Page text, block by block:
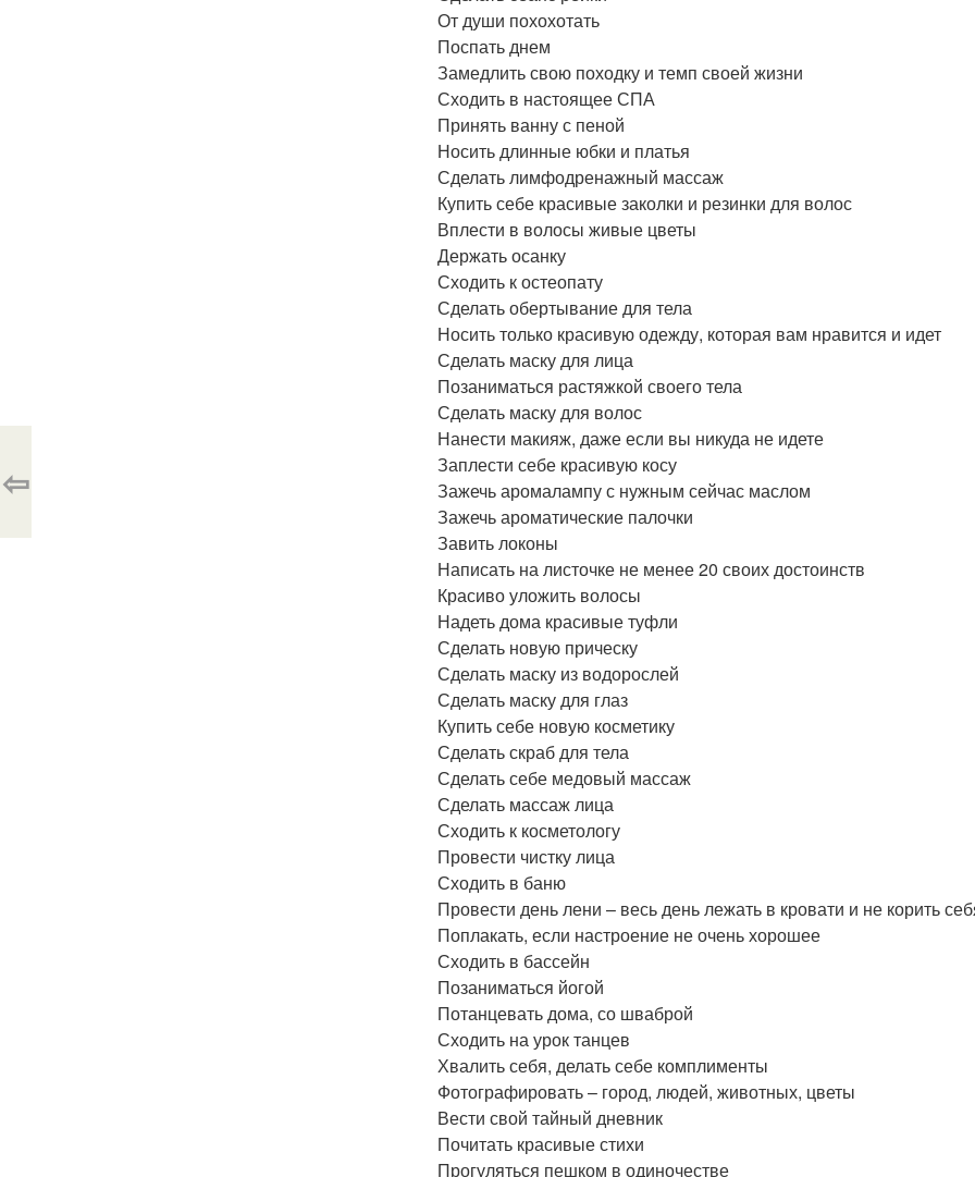
От души похохотать
Поспать днем
Замедлить свою походку и темп своей жизни
Сходить в настоящее СПА
Принять ванну с пеной
Носить длинные юбки и платья
Сделать лимфодренажный массаж
Купить себе красивые заколки и резинки для волос
Вплести в волосы живые цветы
Держать осанку
Сходить к остеопату
Сделать обертывание для тела
Носить только красивую одежду, которая вам нравится и идет
Сделать маску для лица
Позаниматься растяжкой своего тела
Сделать маску для волос
Нанести макияж, даже если вы никуда не идете
Заплести себе красивую косу
Зажечь аромалампу с нужным сейчас маслом
Зажечь ароматические палочки
Завить локоны
Написать на листочке не менее 20 своих достоинств
Красиво уложить волосы
Надеть дома красивые туфли
Сделать новую прическу
Сделать маску из водорослей
Сделать маску для глаз
Купить себе новую косметику
Сделать скраб для тела
Сделать себе медовый массаж
Сделать массаж лица
Сходить к косметологу
Провести чистку лица
Сходить в баню
Провести день лени – весь день лежать в кровати и не корить
Поплакать, если настроение не очень хорошее
Сходить в бассейн
Позаниматься йогой
Потанцевать дома, со шваброй
Сходить на урок танцев
Хвалить себя, делать себе комплименты
Фотографировать – город, людей, животных, цветы
Вести свой тайный дневник
Почитать красивые стихи
Прогуляться пешком в одиночестве
⇦